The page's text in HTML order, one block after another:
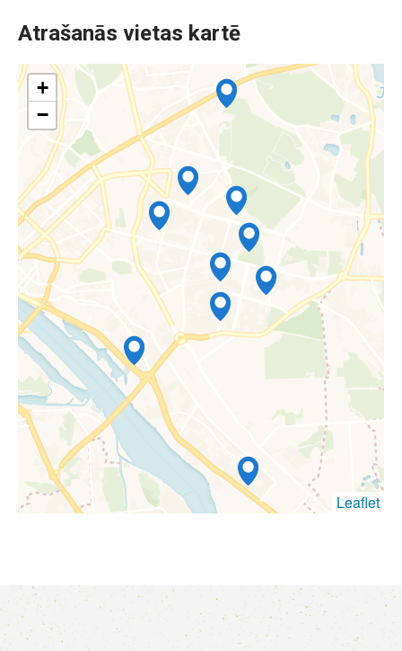
Atrašanās vietas kartē
+
−
Leaflet